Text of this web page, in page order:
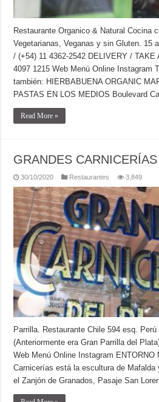
Restaurante Organico & Natural Cocina
Vegetarianas, Veganas y sin Gluten. 15
/ (+54) 11 4362-2542 DELIVERY / TAKE
4097 1215 Web Menú Online Instagram
también: HIERBABUENA ORGANIC
PASTAS EN LOS MEDIOS Boulevard
Read More »
GRANDES
30/10/2020 Restaurantes 3,849
Parrilla. Restaurante Chile 594 esq.
(Anteriormente era Gran Parrilla del
Web Menú Online Instagram ENTORNO
Carnicerías está la escultura de
el Zanjón de Granados, Pasaje San